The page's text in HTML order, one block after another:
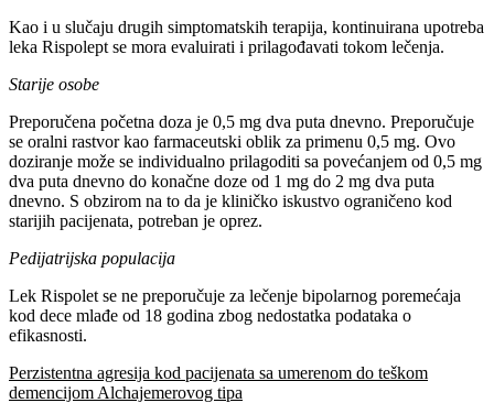
Kao i u slučaju drugih simptomatskih terapija, kontinuirana upotreba
leka Rispolept se mora evaluirati i prilagođavati tokom lečenja.
Starije osobe
Preporučena početna doza je 0,5 mg dva puta dnevno. Preporučuje
se oralni rastvor kao farmaceutski oblik za primenu 0,5 mg. Ovo
doziranje može se individualno prilagoditi sa povećanjem od 0,5 mg
dva puta dnevno do konačne doze od 1 mg do 2 mg dva puta
dnevno. S obzirom na to da je kliničko iskustvo ograničeno kod
starijih pacijenata, potreban je oprez.
Pedijatrijska populacija
Lek Rispolet se ne preporučuje za lečenje bipolarnog poremećaja
kod dece mlađe od 18 godina zbog nedostatka podataka o
efikasnosti.
Perzistentna agresija kod pacijenata sa umerenom do teškom
demencijom Alchajemerovog tipa